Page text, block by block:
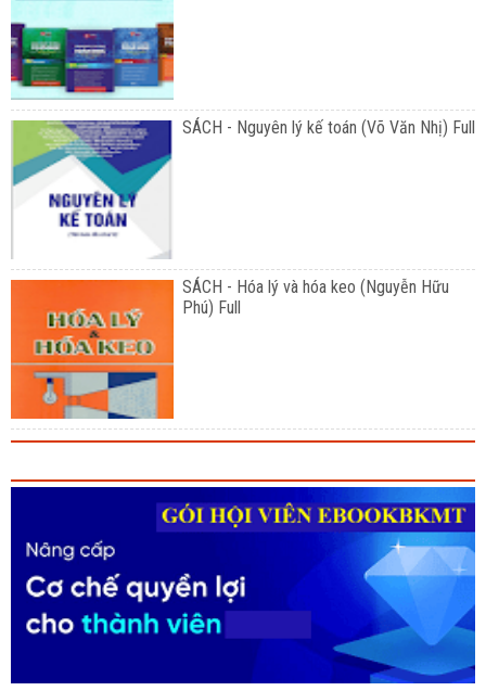
SÁCH - Nguyên lý kế toán (Võ Văn Nhị) Full
SÁCH - Hóa lý và hóa keo (Nguyễn Hữu
Phú) Full